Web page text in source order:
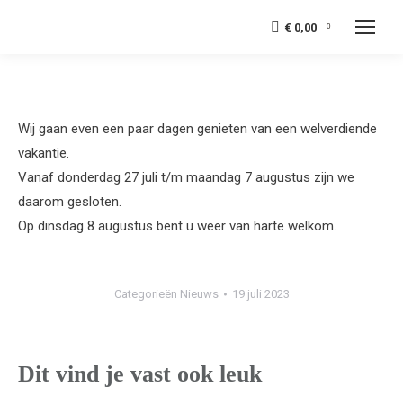
€ 0,00 0
Wij gaan even een paar dagen genieten van een welverdiende
vakantie.
Vanaf donderdag 27 juli t/m maandag 7 augustus zijn we
daarom gesloten.
Op dinsdag 8 augustus bent u weer van harte welkom.
Categorieën Nieuws 19 juli 2023
Dit vind je vast ook leuk